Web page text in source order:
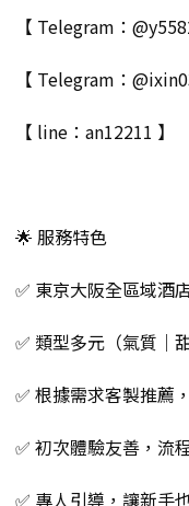
【 Telegram：
【 Telegram：
【 line：an12211 】
🌟 服務特色
✅ 東京大阪全區域酒
✅ 類型多元（氣質｜
✅ 根據需求客製推薦
✅ 初次體驗友善，流
✅ 專人引導，讓新手